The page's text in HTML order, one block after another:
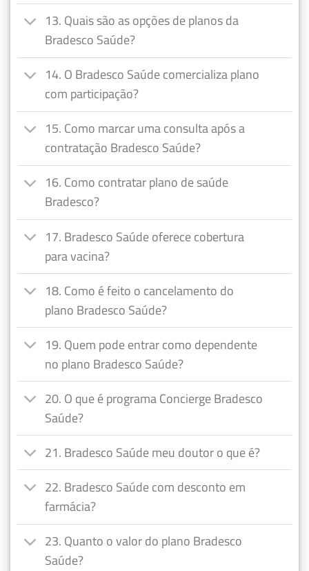
13. Quais são as opções de planos da
Bradesco Saúde?
14. O Bradesco Saúde comercializa plano
com participação?
15. Como marcar uma consulta após a
contratação Bradesco Saúde?
16. Como contratar plano de saúde
Bradesco?
17. Bradesco Saúde oferece cobertura
para vacina?
18. Como é feito o cancelamento do
plano Bradesco Saúde?
19. Quem pode entrar como dependente
no plano Bradesco Saúde?
20. O que é programa Concierge Bradesco
Saúde?
21. Bradesco Saúde meu doutor o que é?
22. Bradesco Saúde com desconto em
farmácia?
23. Quanto o valor do plano Bradesco
Saúde?